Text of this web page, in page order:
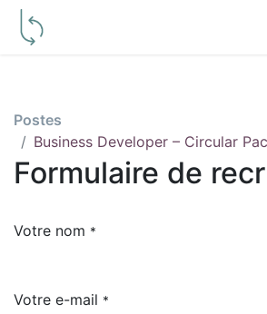
Postes
Business Developer – Circular
Formulaire de
Votre nom *
Votre e-mail *